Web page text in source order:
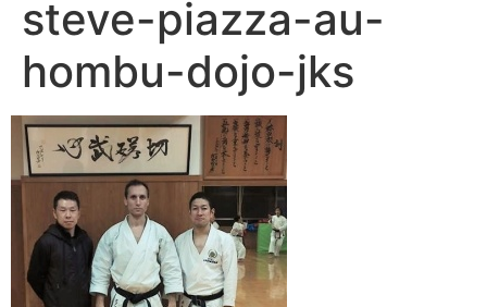
steve-piazza-au-
hombu-dojo-jks